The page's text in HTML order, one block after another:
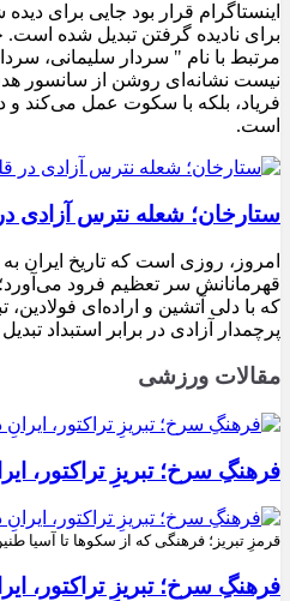
اینستاگرام قرار بود جایی برای
برای نادیده گرفتن تبدیل شده
مرتبط با نام " سردار سلیمانی،
نیست نشانه‌ای روشن از سانسور
فریاد، بلکه با سکوت عمل می‌کند و
است.
ستارخان؛ شعله نترس آزادی
امروز، روزی است که تاریخ ایران
قهرمانانش سر تعظیم فرود
که با دلی آتشین و اراده‌ای
پرچمدار آزادی در برابر استبداد
مقالات ورزشی
فرهنگِ سرخ؛ تبریزِ تراکتور،
قرمزِ تبریز؛ فرهنگی که از سکوها تا آسیا
فرهنگِ سرخ؛ تبریزِ تراکتور،